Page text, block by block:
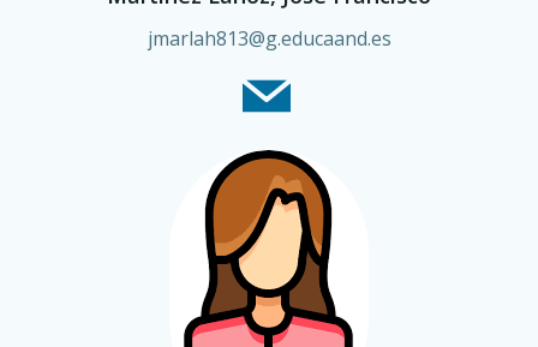
jmarlah813@g.educaand.es